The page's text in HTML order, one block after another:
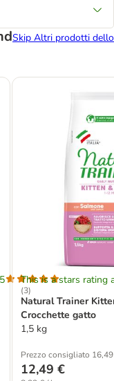
Skip Altri prodotti dello
This is a stars rating
(3)
Natural Trainer
Crocchette gatto
1,5 kg
Prezzo consigliato
12,49 €